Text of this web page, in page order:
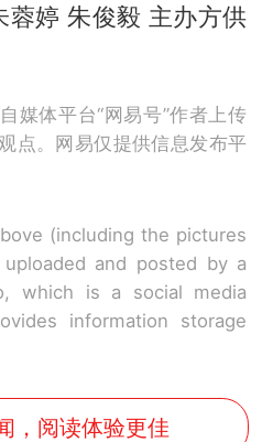
蓉婷 朱俊毅 主办方供
媒体平台“网易号”作者上传
点。网易仅提供信息发布平
(including the pictures
and posted by a
which is a social media
information storage
，阅读体验更佳